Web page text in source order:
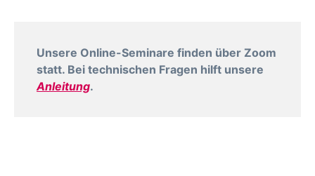
Unsere Online-Seminare finden über Zoom
statt. Bei technischen Fragen hilft unsere
Anleitung.